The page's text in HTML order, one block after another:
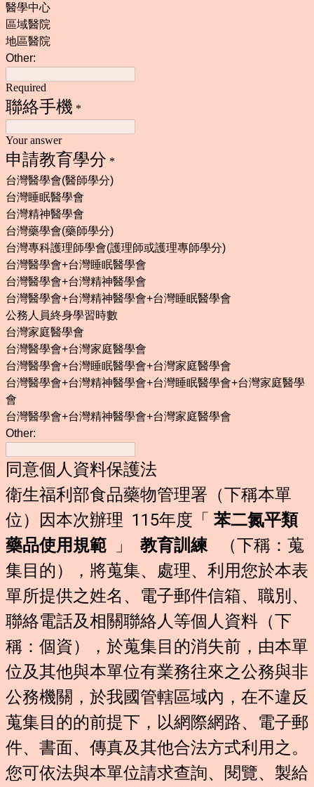
醫學中心
區域醫院
地區醫院
Other:
Required
聯絡手機 *
Your answer
申請教育學分 *
台灣醫學會(醫師學分)
台灣睡眠醫學會
台灣精神醫學會
台灣藥學會(藥師學分)
台灣專科護理師學會(護理師或護理專師學分)
台灣醫學會+台灣睡眠醫學會
台灣醫學會+台灣精神醫學會
台灣醫學會+台灣精神醫學會+台灣睡眠醫學會
公務人員終身學習時數
台灣家庭醫學會
台灣醫學會+台灣家庭醫學會
台灣醫學會+台灣睡眠醫學會+台灣家庭醫學會
台灣醫學會+台灣精神醫學會+台灣睡眠醫學會+台灣家庭醫學
會
台灣醫學會+台灣精神醫學會+台灣家庭醫學會
Other:
同意個人資料保護法
衛生福利部食品藥物管理署（下稱本單
位）因本次辦理 115年度「 苯二氮平類
藥品使用規範 」 教育訓練（下稱：蒐
集目的），將蒐集、處理、利用您於本表
單所提供之姓名、電子郵件信箱、職別、
聯絡電話及相關聯絡人等個人資料（下
稱：個資），於蒐集目的消失前，由本單
位及其他與本單位有業務往來之公務與非
公務機關，於我國管轄區域內，在不違反
蒐集目的的前提下，以網際網路、電子郵
件、書面、傳真及其他合法方式利用之。
您可依法與本單位請求查詢、閱覽、製給